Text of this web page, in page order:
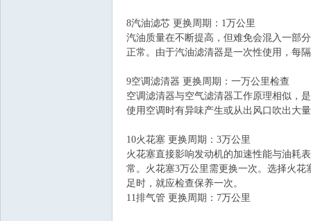
8汽油滤芯 更换周期：1万公里
汽油质量在不断提高，但难免会混入一部
正常。由于汽油滤清器是一次性使用，每
9空调滤清器 更换周期：一万公里检查
空调滤清器与空气滤清器工作原理相似，
使用空调时有异味产生或从出风口吹出大
10火花塞 更换周期：3万公里
火花塞直接影响发动机的加速性能与油耗
常。火花塞3万公里需更换一次。选择火
足时，就应检查保养一次。
11排气管 更换周期：7万公里